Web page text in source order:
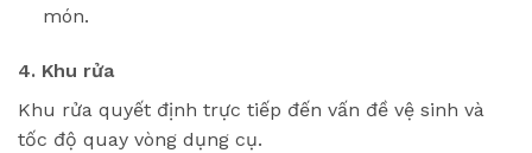
món.
4. Khu rửa
Khu rửa quyết định trực tiếp đến vấn đề vệ sinh và
tốc độ quay vòng dụng cụ.